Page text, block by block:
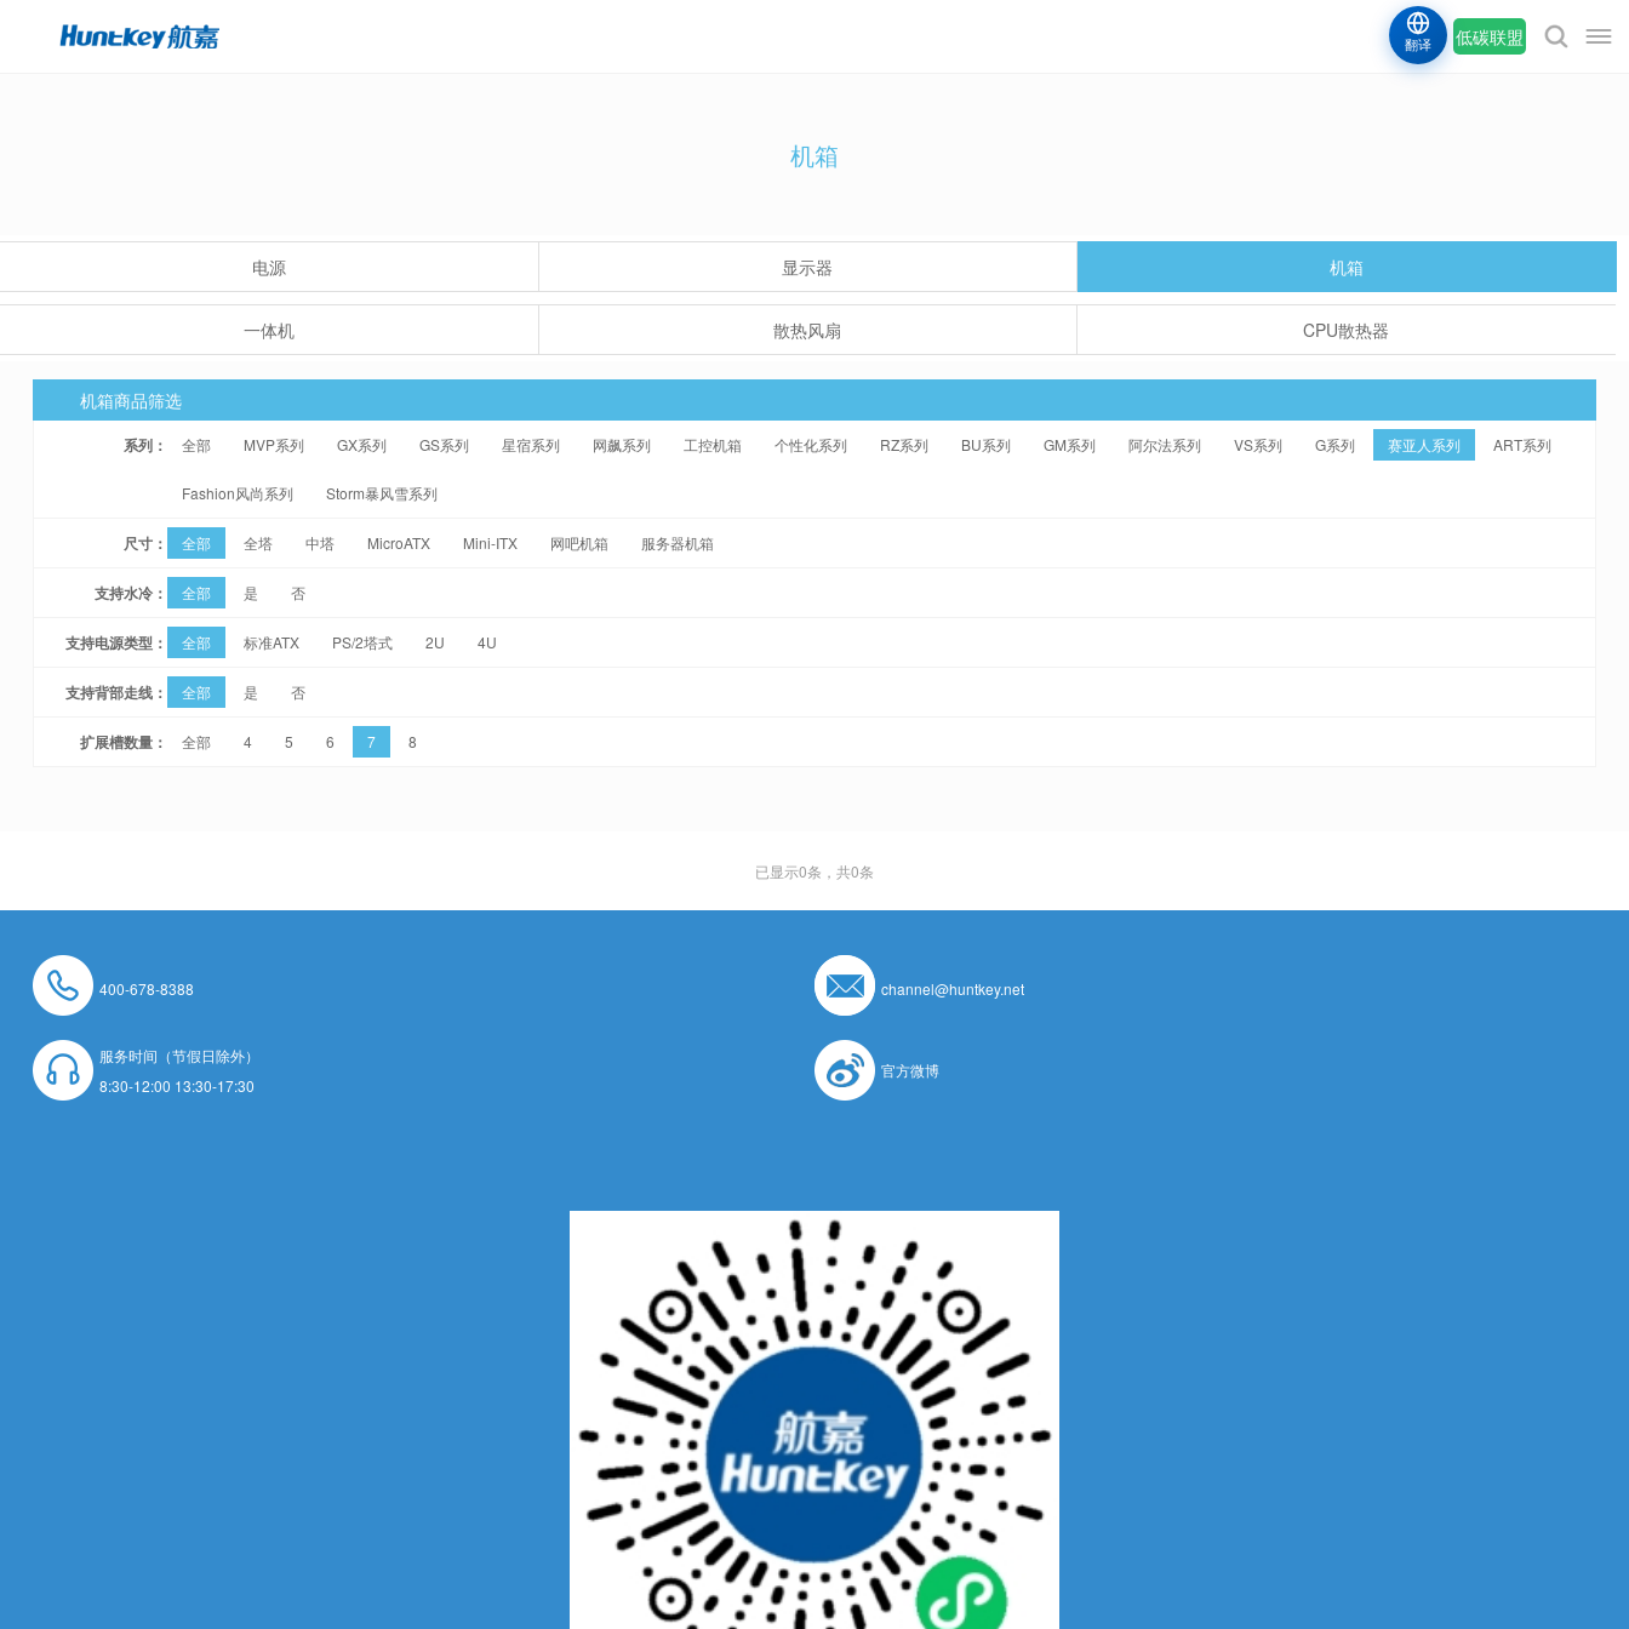
低碳联盟
翻译
机箱
电源 显示器 机箱
一体机 散热风扇 CPU散热器
机箱商品筛选
系列： 全部 MVP系列 GX系列 GS系列 星宿系列 网飙系列 工控机箱 个性化系列 RZ系列 BU系列 GM系列 阿尔法系列 VS系列 G系列 赛亚人系列 ART系列
Fashion风尚系列 Storm暴风雪系列
尺寸： 全部 全塔 中塔 MicroATX Mini-ITX 网吧机箱 服务器机箱
支持水冷： 全部 是 否
支持电源类型： 全部 标准ATX PS/2塔式 2U 4U
支持背部走线： 全部 是 否
扩展槽数量： 全部 4 5 6 7 8
已显示0条，共0条
400-678-8388 channel@huntkey.net
服务时间（节假日除外）
8:30-12:00 13:30-17:30
官方微博